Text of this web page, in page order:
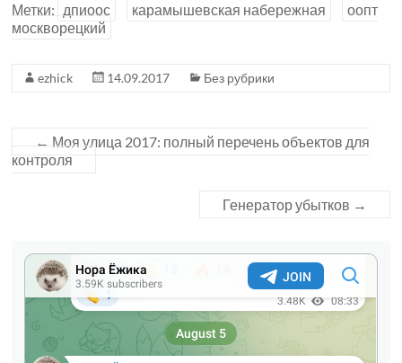
Метки: дпиоос карамышевская набережная
оопт
москворецкий
ezhick 14.09.2017 Без рубрики
← Моя улица 2017: полный перечень объектов для
контроля
Генератор убытков →